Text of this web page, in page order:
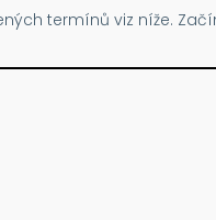
termínů viz níže.